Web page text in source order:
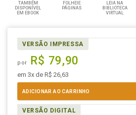
TAMBÉM
DISPONÍVEL
EM EBOOK
FOLHEIE
PÁGINAS
LEIA NA
BIBLIOTECA
VIRTUAL
VERSÃO IMPRESSA
por R$ 79,90
em 3x de R$ 26,63
ADICIONAR AO CARRINHO
VERSÃO DIGITAL